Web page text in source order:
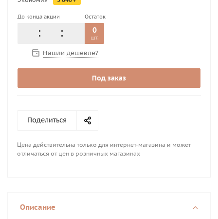
До конца акции Остаток
0
шт.
Нашли дешевле?
Под заказ
Поделиться
Цена действительна только для интернет-магазина и может
отличаться от цен в розничных магазинах
Описание